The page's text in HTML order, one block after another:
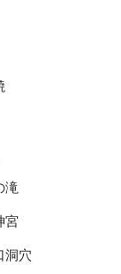
滝
宮
洞穴